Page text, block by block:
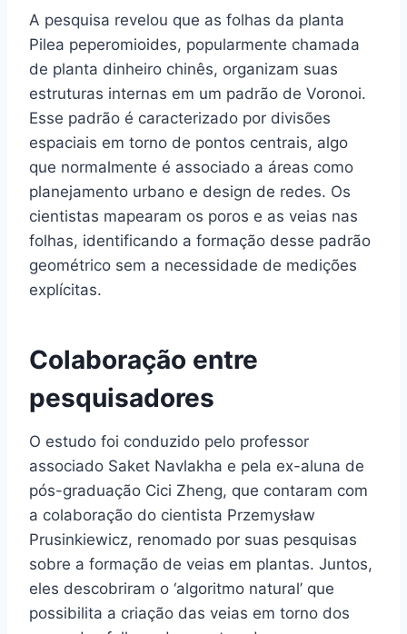
A pesquisa revelou que as folhas da planta
Pilea peperomioides, popularmente chamada
de planta dinheiro chinês, organizam suas
estruturas internas em um padrão de Voronoi.
Esse padrão é caracterizado por divisões
espaciais em torno de pontos centrais, algo
que normalmente é associado a áreas como
planejamento urbano e design de redes. Os
cientistas mapearam os poros e as veias nas
folhas, identificando a formação desse padrão
geométrico sem a necessidade de medições
explícitas.
Colaboração entre
pesquisadores
O estudo foi conduzido pelo professor
associado Saket Navlakha e pela ex-aluna de
pós-graduação Cici Zheng, que contaram com
a colaboração do cientista Przemysław
Prusinkiewicz, renomado por suas pesquisas
sobre a formação de veias em plantas. Juntos,
eles descobriram o ‘algoritmo natural’ que
possibilita a criação das veias em torno dos